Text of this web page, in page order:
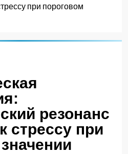
при пороговом
резонанс
стрессу при